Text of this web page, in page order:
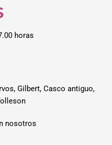
horas
,Gilbert,Casco antiguo,
nosotros